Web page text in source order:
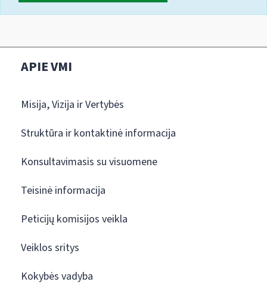
APIE VMI
Misija, Vizija ir Vertybės
Struktūra ir kontaktinė informacija
Konsultavimasis su visuomene
Teisinė informacija
Peticijų komisijos veikla
Veiklos sritys
Kokybės vadyba